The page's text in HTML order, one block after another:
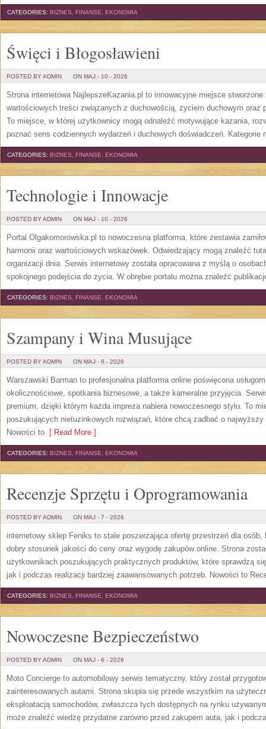
CATEGORIES: BIZNES, FINANSE, EKONOMIA
Święci i Błogosławieni
POSTED BY ADMIN ON MAJ - 10 - 2026
Strona internetowa NajlepszeKazania.pl to innowacyjne miejsce
wartościowych treści związanych z duchowością, życiem duchowym oraz
To miejsce, w której użytkownicy mogą odnaleźć motywujące kazania,
poznać sens codziennych wydarzeń i duchowych doświadczeń. Kategorie
CATEGORIES: BIZNES, FINANSE, EKONOMIA
Technologie i Innowacje
POSTED BY ADMIN ON MAJ - 10 - 2026
Portal Olgakomorowska.pl to nowoczesna platforma, które zestawia
harmonii oraz wartościowych wskazówek. Odwiedzający mogą znaleźć
organizacji dnia. Serwis internetowy została opracowana z myślą o
spokojnego podejścia do życia. W obrębie portalu można znaleźć
CATEGORIES: BIZNES, FINANSE, EKONOMIA
Szampany i Wina Musujące
POSTED BY ADMIN ON MAJ - 8 - 2026
Warszawski Barman to profesjonalna platforma online poświęcona
okolicznościowe, spotkania biznesowe, a także kameralne przyjęcia.
premium, dzięki którym każda impreza nabiera nowoczesnego stylu. To
poszukujących nietuzinkowych rozwiązań, które chcą zadbać o
Nowości to [ Read More ]
CATEGORIES: BIZNES, FINANSE, EKONOMIA
Recenzje Sprzętu i Oprogramowania
POSTED BY ADMIN ON MAJ - 7 - 2026
internetowy sklep Feniks to stale poszerzająca ofertę przestrzeń dla
dobry stosunek jakości do ceny oraz wygodę zakupów online. Strona
użytkownikach poszukujących praktycznych produktów, które sprawdzą
jak i podczas realizacji bardziej zaawansowanych potrzeb. Nowości to
CATEGORIES: BIZNES, FINANSE, EKONOMIA
Nowoczesne Bezpieczeństwo
POSTED BY ADMIN ON MAJ - 6 - 2026
Moto Concierge to automobilowy serwis tematyczny, który został
zainteresowanych autami. Strona skupia się przede wszystkim na
eksploatacją samochodów, zwłaszcza tych dostępnych na rynku
może znaleźć wiedzę przydatne zarówno przed zakupem auta, jak i